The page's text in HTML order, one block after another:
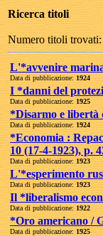
Ricerca titoli
Numero titoli trovati:
L'*avvenire
Data di pubblicazione: 1924
I *danni del
Data di pubblicazione: 1925
*Disarmo e libertà
Data di pubblicazione: 1924
*Economia :
10 (17-4-1923), p.
Data di pubblicazione: 1923
L'*esperimento
Data di pubblicazione: 1923
Il *liberalismo
Data di pubblicazione: 1922
*Oro americano /
Data di pubblicazione: 1925